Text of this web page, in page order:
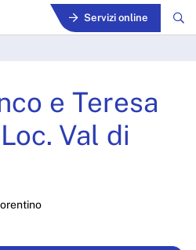
Servizi online
Mattei
e Teresa
Val di